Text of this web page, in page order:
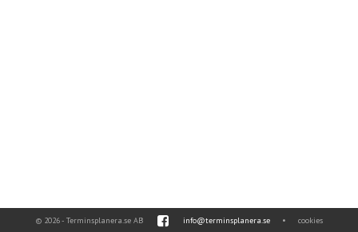
© 2026 - Terminsplanera.se AB info@terminsplanera.se • cookies